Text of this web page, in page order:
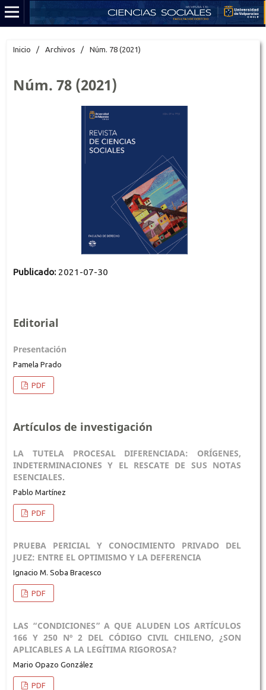
Inicio / Archivos / Núm. 78 (2021)
Núm. 78 (2021)
Publicado: 2021-07-30
Editorial
Presentación
Pamela Prado
PDF
Artículos de investigación
LA TUTELA PROCESAL DIFERENCIADA: ORÍGENES,
INDETERMINACIONES Y EL RESCATE DE SUS NOTAS
ESENCIALES.
Pablo Martínez
PDF
PRUEBA PERICIAL Y CONOCIMIENTO PRIVADO DEL
JUEZ: ENTRE EL OPTIMISMO Y LA DEFERENCIA
Ignacio M. Soba Bracesco
PDF
LAS “CONDICIONES” A QUE ALUDEN LOS ARTÍCULOS
166 Y 250 Nº 2 DEL CÓDIGO CIVIL CHILENO, ¿SON
APLICABLES A LA LEGÍTIMA RIGOROSA?
Mario Opazo González
PDF